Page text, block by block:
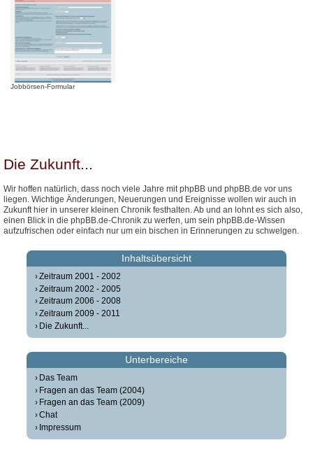
Jobbörsen-Formular
Die Zukunft...
Wir hoffen natürlich, dass noch viele Jahre mit phpBB und phpBB.de vor uns
liegen. Wichtige Änderungen, Neuerungen und Ereignisse wollen wir auch in
Zukunft hier in unserer kleinen Chronik festhalten. Ab und an lohnt es sich also,
einen Blick in die phpBB.de-Chronik zu werfen, um sein phpBB.de-Wissen
aufzufrischen oder einfach nur um ein bischen in Erinnerungen zu schwelgen.
Inhaltsübersicht
Zeitraum 2001 - 2002
Zeitraum 2002 - 2005
Zeitraum 2006 - 2008
Zeitraum 2009 - 2011
Die Zukunft...
Unterbereiche
Das Team
Fragen an das Team (2004)
Fragen an das Team (2009)
Chat
Impressum